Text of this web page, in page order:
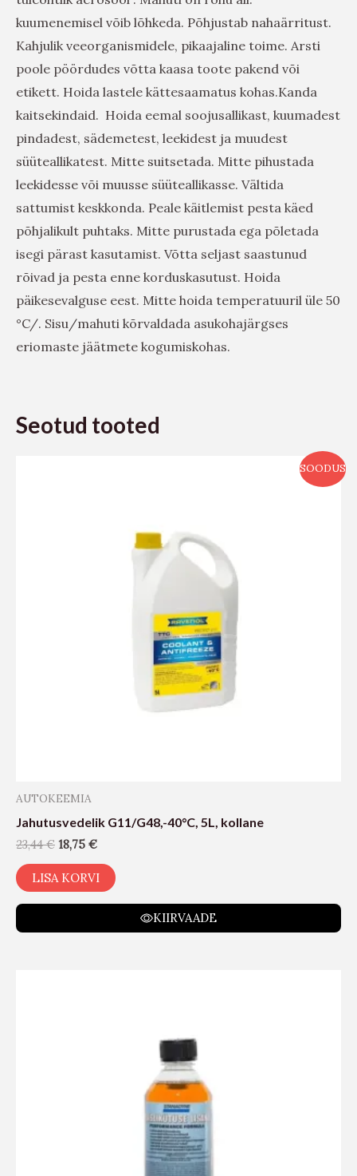
kuumenemisel võib lõhkeda. Põhjustab nahaärritust.
Kahjulik veeorganismidele, pikaajaline toime. Arsti
poole pöördudes võtta kaasa toote pakend või
etikett. Hoida lastele kättesaamatus kohas.Kanda
kaitsekindaid. Hoida eemal soojusallikast, kuumadest
pindadest, sädemetest, leekidest ja muudest
süüteallikatest. Mitte suitsetada. Mitte pihustada
leekidesse või muusse süüteallikasse. Vältida
sattumist keskkonda. Peale käitlemist pesta käed
põhjalikult puhtaks. Mitte purustada ega põletada
isegi pärast kasutamist. Võtta seljast saastunud
rõivad ja pesta enne korduskasutust. Hoida
päikesevalguse eest. Mitte hoida temperatuuril üle 50
°C/. Sisu/mahuti kõrvaldada asukohajärgses
eriomaste jäätmete kogumiskohas.
Seotud tooted
SOODUS
AUTOKEEMIA
Jahutusvedelik G11/G48,-40°C, 5L, kollane
23,44€ 18,75 €
LISA KORVI
KIIRVAADE